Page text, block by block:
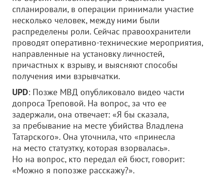
спланировали, в операции принимали участие
несколько человек, между ними были
распределены роли. Сейчас правоохранители
проводят оперативно-технические мероприятия,
направленные на установку личностей,
причастных к взрыву, и выясняют способы
получения ими взрывчатки.
UPD: Позже МВД опубликовало видео части
допроса Треповой. На вопрос, за что ее
задержали, она отвечает: «Я бы сказала,
за пребывание на месте убийства Владлена
Татарского». Она уточнила, что «принесла
на место статуэтку, которая взорвалась».
Но на вопрос, кто передал ей бюст, говорит:
«Можно я попозже расскажу?».